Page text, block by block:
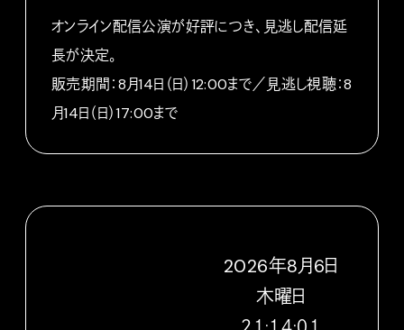
オンライン配信公演が好評につき、見逃し配信延
長が決定。
販売期間：8月14日（日）12:00まで／見逃し視聴：8
月14日（日）17:00まで
2026年8月6日
木曜日